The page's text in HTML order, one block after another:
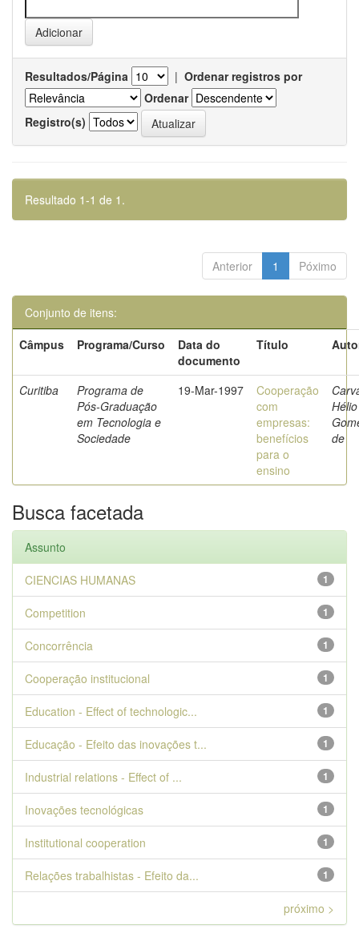
Resultados/Página | Ordenar registros por
Ordenar
Registro(s)
Resultado 1-1 de 1.
Anterior 1 Póximo
Conjunto de itens:
Câmpus
Programa/Curso
Data do
documento
Título
Curitiba
Programa de
Pós-Graduação
em Tecnologia e
Sociedade
19-Mar-1997
Cooperação
com
empresas:
benefícios
para o
ensino
Hélio
de
Busca facetada
Assunto
1
CIENCIAS HUMANAS
1
Competition
1
Concorrência
1
Cooperação institucional
1
Education - Effect of technologic...
1
Educação - Efeito das inovações t...
1
Industrial relations - Effect of ...
1
Inovações tecnológicas
1
Institutional cooperation
1
Relações trabalhistas - Efeito da...
próximo >